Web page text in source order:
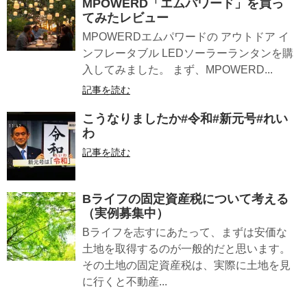
MPOWERD「エムパワード」を買っ
てみたレビュー
MPOWERDエムパワードの アウトドア イ
ンフレータブル LEDソーラーランタンを購
入してみました。 まず、MPOWERD...
記事を読む
こうなりましたか#令和#新元号#れい
わ
記事を読む
Bライフの固定資産税について考える
（実例募集中）
Bライフを志すにあたって、まずは安価な
土地を取得するのが一般的だと思います。
その土地の固定資産税は、実際に土地を見
に行くと不動産...